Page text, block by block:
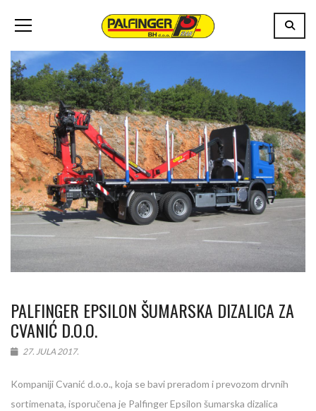
PALFINGER EPSILON ŠUMARSKA DIZALICA ZA
CVANIĆ D.O.O.
27. JULA 2017.
Kompaniji Cvanić d.o.o., koja se bavi preradom i prevozom drvnih
sortimenata, isporučena je Palfinger Epsilon šumarska dizalica